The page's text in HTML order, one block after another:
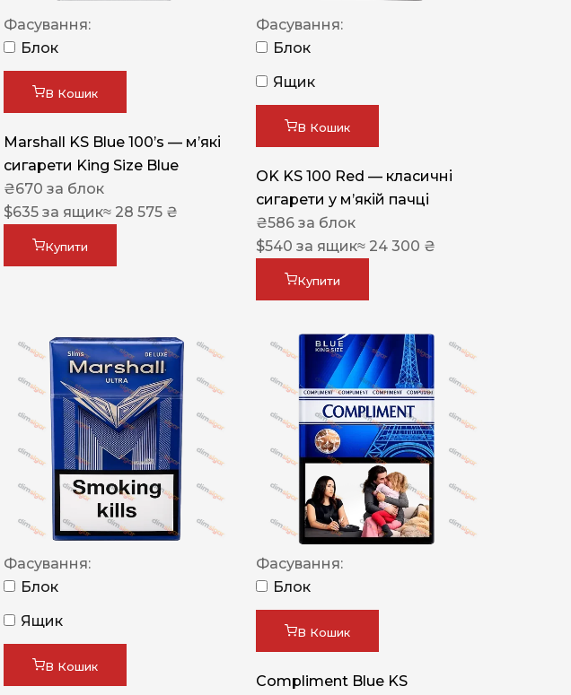
Фасування:
Блок
В Кошик
Marshall KS Blue 100’s — м’які
сигарети King Size Blue
₴670 за блок
$635 за ящик≈ 28 575 ₴
Купити
Фасування:
Блок
Ящик
В Кошик
OK KS 100 Red — класичні
сигарети у м’якій пачці
₴586 за блок
$540 за ящик≈ 24 300 ₴
Купити
Фасування:
Блок
Ящик
В Кошик
Фасування:
Блок
В Кошик
Compliment Blue KS